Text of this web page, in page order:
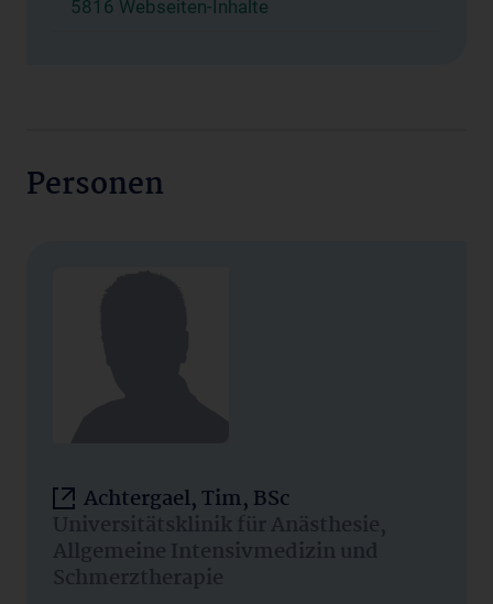
5816 Webseiten-Inhalte
Personen
Achtergael, Tim, BSc
Universitätsklinik für Anästhesie,
Allgemeine Intensivmedizin und
Schmerztherapie